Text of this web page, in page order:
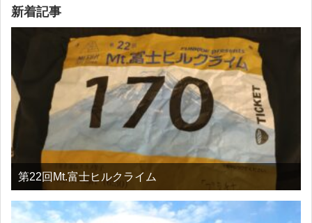
新着記事
第22回Mt.富士ヒルクライム